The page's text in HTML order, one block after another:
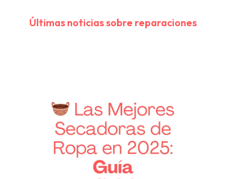
Últimas noticias sobre reparaciones